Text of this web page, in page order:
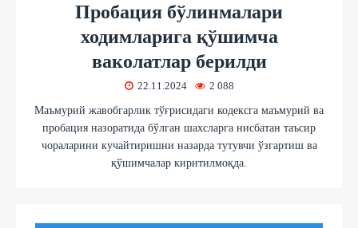
Пробация бўлинмалари
ходимларига қўшимча
ваколатлар берилди
22.11.2024 2 088
Маъмурий жавобгарлик тўғрисидаги кодексга маъмурий ва
пробация назоратида бўлган шахсларга нисбатан таъсир
чораларини кучайтиришни назарда тутувчи ўзгартиш ва
қўшимчалар киритилмоқда.